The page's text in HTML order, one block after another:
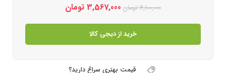
4,100,000 تومان 3,567,000 تومان
خرید از دیجی کالا
قیمت بهتری سراغ دارید؟